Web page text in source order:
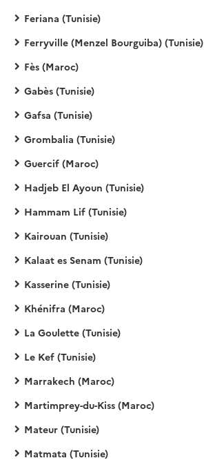
Feriana (Tunisie)
Ferryville (Menzel Bourguiba) (Tunisie)
Fès (Maroc)
Gabès (Tunisie)
Gafsa (Tunisie)
Grombalia (Tunisie)
Guercif (Maroc)
Hadjeb El Ayoun (Tunisie)
Hammam Lif (Tunisie)
Kairouan (Tunisie)
Kalaat es Senam (Tunisie)
Kasserine (Tunisie)
Khénifra (Maroc)
La Goulette (Tunisie)
Le Kef (Tunisie)
Marrakech (Maroc)
Martimprey-du-Kiss (Maroc)
Mateur (Tunisie)
Matmata (Tunisie)